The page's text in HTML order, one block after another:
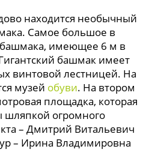
находится необычный
Самое большое в
имеющее 6 м в
башмак имеет
винтовой лестницей. На
музей обуви. На втором
площадка, которая
шляпкой огромного
– Дмитрий Витальевич
– Ирина Владимировна